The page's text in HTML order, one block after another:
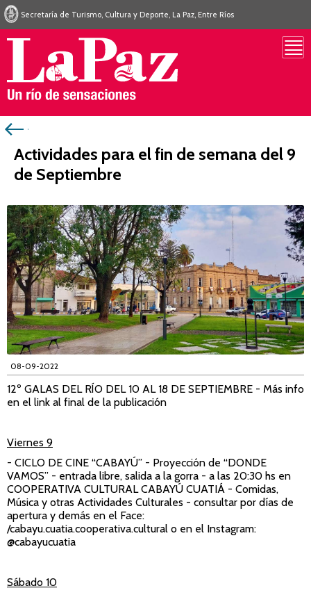
Secretaría de Turismo, Cultura y Deporte, La Paz, Entre Ríos
Actividades para el fin de semana del 9
de Septiembre
08-09-2022
12º GALAS DEL RÍO DEL 10 AL 18 DE SEPTIEMBRE - Más info
en el link al final de la publicación
Viernes 9
- CICLO DE CINE “CABAYÚ” - Proyección de “DONDE
VAMOS” - entrada libre, salida a la gorra - a las 20:30 hs en
COOPERATIVA CULTURAL CABAYÚ CUATIÁ - Comidas,
Música y otras Actividades Culturales - consultar por días de
apertura y demás en el Face:
/cabayu.cuatia.cooperativa.cultural o en el Instagram:
@cabayucuatia
Sábado 10